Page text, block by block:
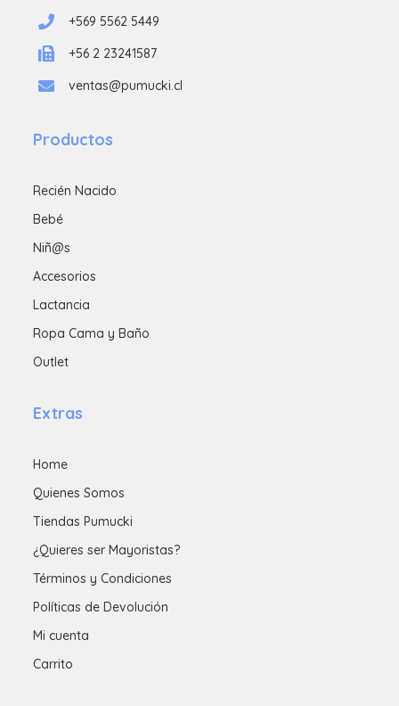
+569 5562 5449
+56 2 23241587
ventas@pumucki.cl
Productos
Recién Nacido
Bebé
Niñ@s
Accesorios
Lactancia
Ropa Cama y Baño
Outlet
Extras
Home
Quienes Somos
Tiendas Pumucki
¿Quieres ser Mayoristas?
Términos y Condiciones
Políticas de Devolución
Mi cuenta
Carrito